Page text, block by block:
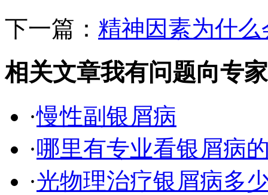
下一篇： 精神因素为什
相关文章我有问题向专
·慢性副银屑病
·哪里有专业看银屑病
·光物理治疗银屑病多